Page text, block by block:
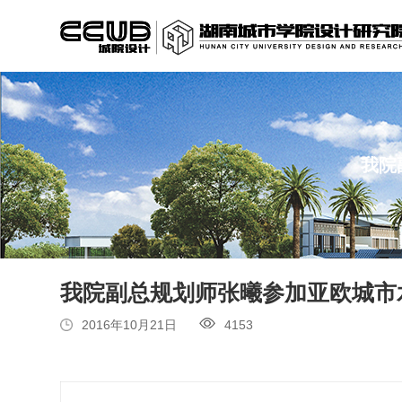
我院
我院副总规划师张曦参加亚欧城
2016年10月21日 4153